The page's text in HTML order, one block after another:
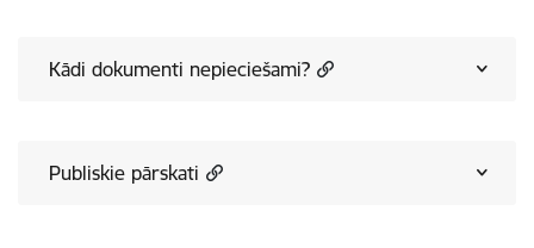
Kādi dokumenti nepieciešami?
Publiskie pārskati